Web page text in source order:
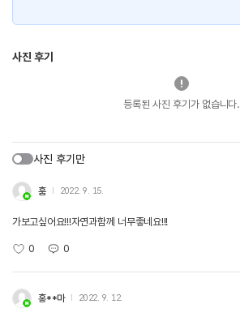
사진 후기
등록된 사진 후기가 없습니다.
사진 후기만
훔 2022. 9. 15.
가보고싶어요!!!자연과함께 너무좋네요!!!
0 0
홍**마 2022. 9. 12.